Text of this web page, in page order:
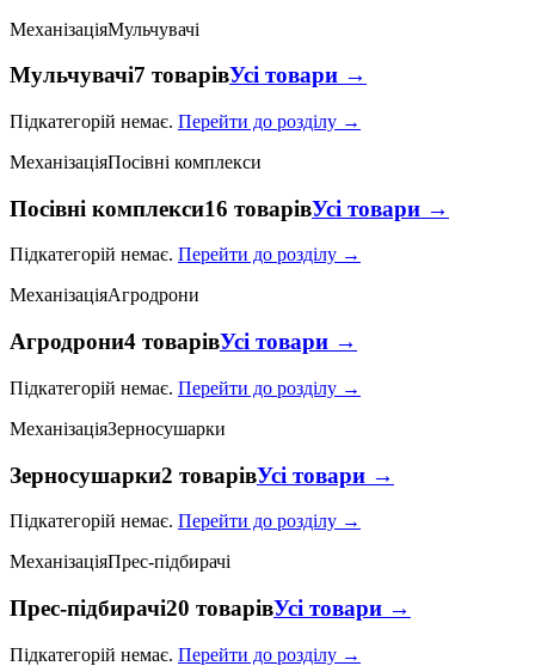
МеханізаціяМульчувачі
Мульчувачі7 товарівУсі товари →
Підкатегорій немає. Перейти до розділу →
МеханізаціяПосівні комплекси
Посівні комплекси16 товарівУсі товари →
Підкатегорій немає. Перейти до розділу →
МеханізаціяАгродрони
Агродрони4 товарівУсі товари →
Підкатегорій немає. Перейти до розділу →
МеханізаціяЗерносушарки
Зерносушарки2 товарівУсі товари →
Підкатегорій немає. Перейти до розділу →
МеханізаціяПрес-підбирачі
Прес-підбирачі20 товарівУсі товари →
Підкатегорій немає. Перейти до розділу →